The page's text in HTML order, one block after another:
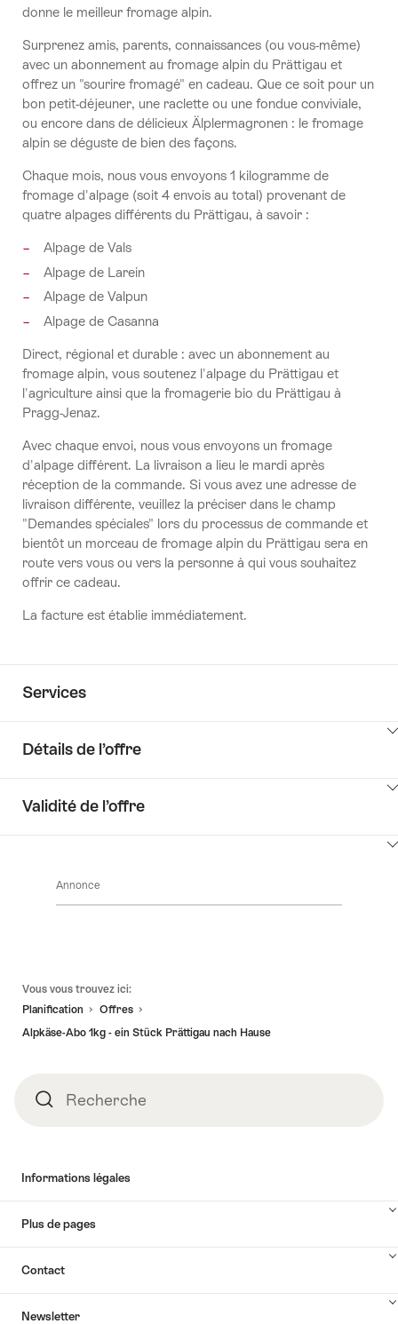
donne le meilleur fromage alpin.
Surprenez amis, parents, connaissances (ou vous-même)
avec un abonnement au fromage alpin du Prättigau et
offrez un "sourire fromagé" en cadeau. Que ce soit pour un
bon petit-déjeuner, une raclette ou une fondue conviviale,
ou encore dans de délicieux Älplermagronen : le fromage
alpin se déguste de bien des façons.
Chaque mois, nous vous envoyons 1 kilogramme de
fromage d'alpage (soit 4 envois au total) provenant de
quatre alpages différents du Prättigau, à savoir :
Alpage de Vals
Alpage de Larein
Alpage de Valpun
Alpage de Casanna
Direct, régional et durable : avec un abonnement au
fromage alpin, vous soutenez l'alpage du Prättigau et
l'agriculture ainsi que la fromagerie bio du Prättigau à
Pragg-Jenaz.
Avec chaque envoi, nous vous envoyons un fromage
d'alpage différent. La livraison a lieu le mardi après
réception de la commande. Si vous avez une adresse de
livraison différente, veuillez la préciser dans le champ
"Demandes spéciales" lors du processus de commande et
bientôt un morceau de fromage alpin du Prättigau sera en
route vers vous ou vers la personne à qui vous souhaitez
offrir ce cadeau.
La facture est établie immédiatement.
Services
Détails de l’offre
Cliquez
ici
contenus
Validité de l’offre
à
la
disponibilité
Annonce
Vous vous trouvez ici:
Planification
Offres
Alpkäse-Abo 1kg - ein Stück Prättigau nach Hause
RechercheRecherche
Informations légales
Plus de pages
Contact
Newsletter